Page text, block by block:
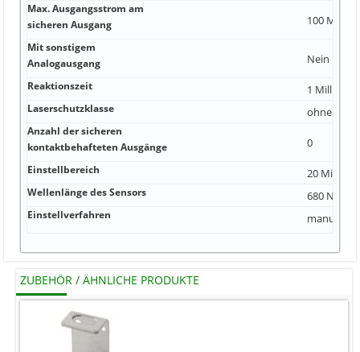
Max. Ausgangsstrom am
sicheren Ausgang
100
Mit sonstigem
Analogausgang
Nein
Reaktionszeit 1
Laserschutzklasse ohne
Anzahl der sicheren
kontaktbehafteten Ausgänge
0
Einstellbereich 20
Wellenlänge des Sensors 680
Einstellverfahren manuelle
ZUBEHÖR / ÄHNLICHE PRODUKTE